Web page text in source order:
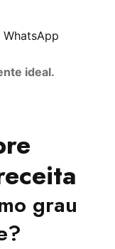
ideal.
grau